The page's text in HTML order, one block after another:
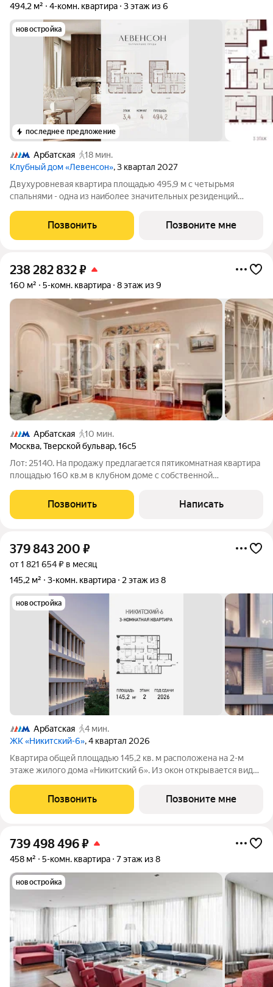
494,2 м² 4-комн. квартира 3 этаж из 6
новостройка
последнее предложение
Арбатская
18 мин.
Клубный дом «Левенсон», 3 квартал 2027
Двухуровневая квартира площадью 495,9 м с четырьмя
спальнями - одна из наиболее значительных резиденций
большая зона кухни-столовой, просторная угловая гостиная,
гостевая спальня с
Позвонить Позвоните мне
238 282 832₽
160 м² 5-комн. квартира 8 этаж из 9
Арбатская
10 мин.
Москва,Тверской бульвар,16с5
Лот: 25140. На продажу предлагается пятикомнатная квартира
площадью 160 кв.м в клубном доме с собственной
планировка представляет собой просторную гостиную, кухню,
три спальни, рабочий кабинет,
Позвонить Написать
379 843 200 ₽
от 1 821 654 ₽ в месяц
145,2 м²
3-комн. квартира 2 этаж из 8
новостройка
Арбатская
4 мин.
ЖК «Никитский-6», 4 квартал 2026
Квартира общей площадью 145,2 кв. м расположена на 2-м
этаже жилого дома «Никитский 6». Из окон открывается вид
Центральный Дом журналиста. Планировочное решение
включает панорамную
Позвонить Позвоните мне
739 498 496₽
458 м² 5-комн. квартира 7 этаж из 8
новостройка